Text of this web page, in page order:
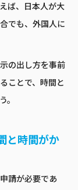
ば、日本人が大
でも、外国人に
の出し方を事前
ことで、時間と
。
と時間がか
請が必要であ